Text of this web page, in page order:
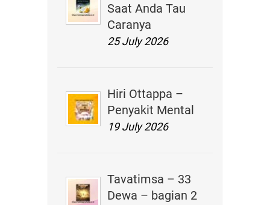
Saat Anda Tau
Caranya
25 July 2026
Hiri Ottappa –
Penyakit Mental
19 July 2026
Tavatimsa – 33
Dewa – bagian 2